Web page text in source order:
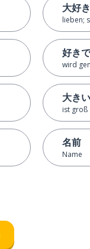
大好き
lieben;
好き
wird
大き
ist groß
名前
Name